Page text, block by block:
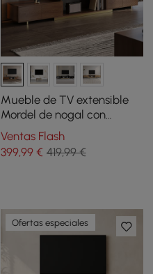
Mueble de TV extensible
Mordel de nogal con
almacenamiento (160 cm -
241 cm)
Ventas Flash
399,99€ 419,99 €
Ofertas especiales